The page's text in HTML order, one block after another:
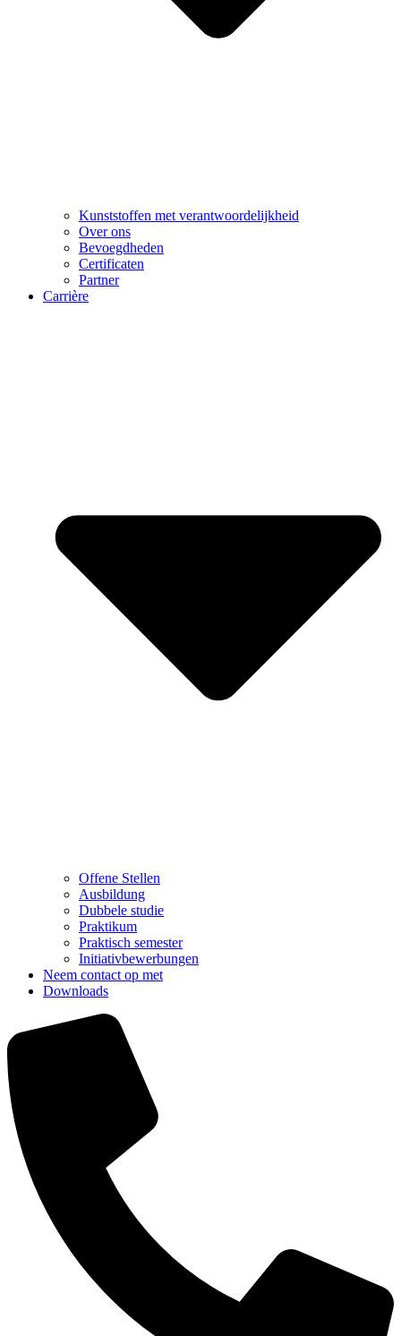
Kunststoffen met verantwoordelijkheid
Over ons
Bevoegdheden
Certificaten
Partner
Carrière
Offene Stellen
Ausbildung
Dubbele studie
Praktikum
Praktisch semester
Initiativbewerbungen
Neem contact op met
Downloads